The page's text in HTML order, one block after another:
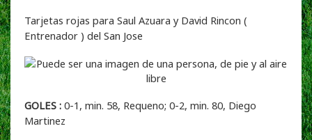
Tarjetas rojas para Saul Azuara y David Rincon (
Entrenador ) del San Jose
GOLES : 0-1, min. 58, Requeno; 0-2, min. 80, Diego
Martinez